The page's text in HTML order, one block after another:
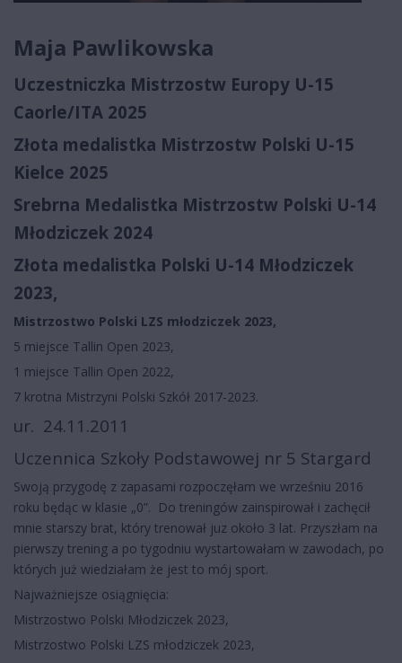
Maja Pawlikowska
Uczestniczka Mistrzostw Europy U-15
Caorle/ITA 2025
Złota medalistka Mistrzostw Polski U-15
Kielce 2025
Srebrna Medalistka Mistrzostw Polski U-14
Młodziczek 2024
Złota medalistka Polski U-14 Młodziczek
2023,
Mistrzostwo Polski LZS młodziczek 2023,
5 miejsce Tallin Open 2023,
1 miejsce Tallin Open 2022,
7 krotna Mistrzyni Polski Szkół 2017-2023.
ur. 24.11.2011
Uczennica Szkoły Podstawowej nr 5 Stargard
Swoją przygodę z zapasami rozpoczęłam we wrześniu 2016
roku będąc w klasie „0”. Do treningów zainspirował i zachęcił
mnie starszy brat, który trenował juz około 3 lat. Przyszłam na
pierwszy trening a po tygodniu wystartowałam w zawodach, po
których już wiedziałam że jest to mój sport.
Najważniejsze osiągnięcia:
Mistrzostwo Polski Młodziczek 2023,
Mistrzostwo Polski LZS młodziczek 2023,